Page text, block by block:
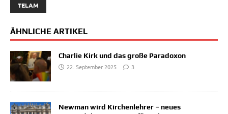
TELAM
ÄHNLICHE ARTIKEL
Charlie Kirk und das große Paradoxon
22. September 2025
3
Newman wird Kirchenlehrer – neues